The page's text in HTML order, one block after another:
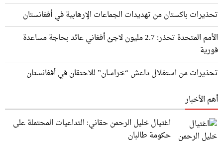
تحذيرات باكستان من تهديدات الجماعات الإرهابية في أفغانستان
الأمم المتحدة تحذر: 2.7 مليون لاجئ أفغاني عائد بحاجة مساعدة
فورية
تحذيرات من استغلال داعش “خراسان” للاحتقان في أفغانستان
أهم الأخبار
اغتيال خليل الرحمن حقاني: التداعيات المحتملة على
حكومة طالبان